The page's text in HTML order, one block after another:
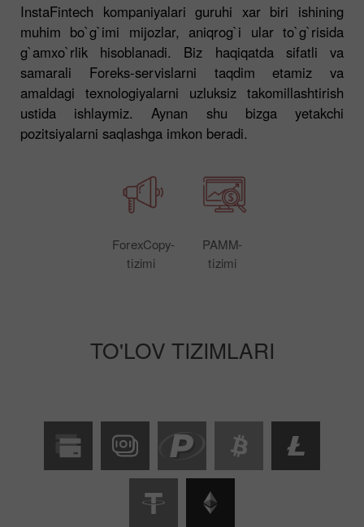
InstaFintech kompaniyalari guruhi xar biri ishining
muhim bo`g`imi mijozlar, aniqrog`i ular to`g`risida
g`amxo`rlik hisoblanadi. Biz haqiqatda sifatli va
samarali Foreks-servislarni taqdim etamiz va
amaldagi texnologiyalarni uzluksiz takomillashtirish
ustida ishlaymiz. Aynan shu bizga yetakchi
pozitsiyalarni saqlashga imkon beradi.
ForexCopy-
tizimi
PAMM-
tizimi
TO'LOV TIZIMLARI